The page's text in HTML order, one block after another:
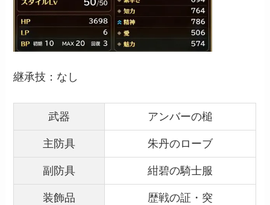
継承技：なし
武器 アンバーの槌
主防具 朱丹のローブ
副防具 紺碧の騎士服
装飾品 歴戦の証・突